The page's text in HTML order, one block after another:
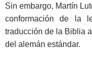
Sin embargo, Martín
conformación de la
traducción de la Biblia
del alemán estándar.